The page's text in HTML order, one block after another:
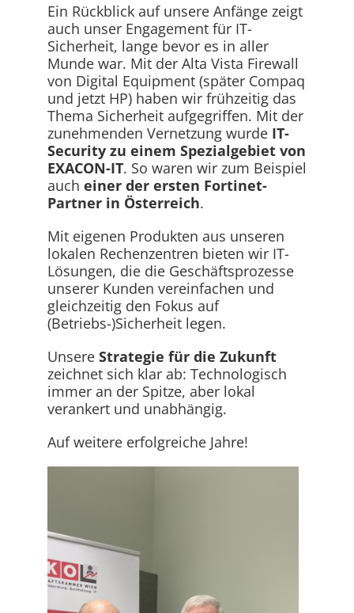
Ein Rückblick auf unsere Anfänge zeigt
auch unser Engagement für IT-
Sicherheit, lange bevor es in aller
Munde war. Mit der Alta Vista Firewall
von Digital Equipment (später Compaq
und jetzt HP) haben wir frühzeitig das
Thema Sicherheit aufgegriffen. Mit der
zunehmenden Vernetzung wurde IT-
Security zu einem Spezialgebiet von
EXACON-IT. So waren wir zum Beispiel
auch einer der ersten Fortinet-
Partner in Österreich.
Mit eigenen Produkten aus unseren
lokalen Rechenzentren bieten wir IT-
Lösungen, die die Geschäftsprozesse
unserer Kunden vereinfachen und
gleichzeitig den Fokus auf
(Betriebs-)Sicherheit legen.
Unsere Strategie für die Zukunft
zeichnet sich klar ab: Technologisch
immer an der Spitze, aber lokal
verankert und unabhängig.
Auf weitere erfolgreiche Jahre!